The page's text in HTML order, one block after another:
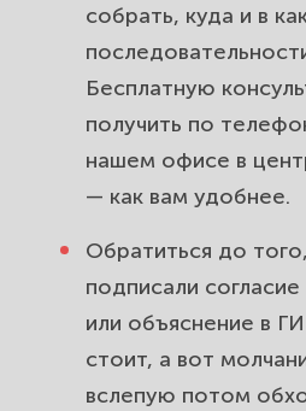
собрать, куда и в
Бесплатную
получить по
нашем офисе в
— как вам удобнее.
Обратиться до
подписали
или объяснение в
стоит, а вот
вслепую потом